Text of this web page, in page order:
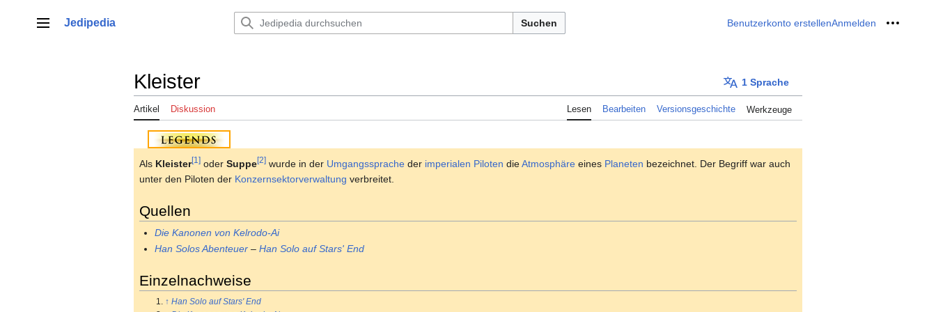
springenHauptmenü
Jedipedia Suchen Benutzerkonto erstellenAnmelden Meine
Kleister 1 Sprache
Artikel Diskussion Lesen Bearbeiten Versionsgeschichte Werkzeuge
Als Kleister[1] oder Suppe[2] wurde in der Umgangssprache der imperialen Piloten dieAtmosphäre eines Planeten bezeichnet. Der Begriff war auch
unter den Piloten der Konzernsektorverwaltung verbreitet.
Quellen
Die Kanonen von Kelrodo-Ai
Han Solos Abenteuer –Han Solo auf Stars' End
Einzelnachweise
↑ Han Solo auf Stars' End